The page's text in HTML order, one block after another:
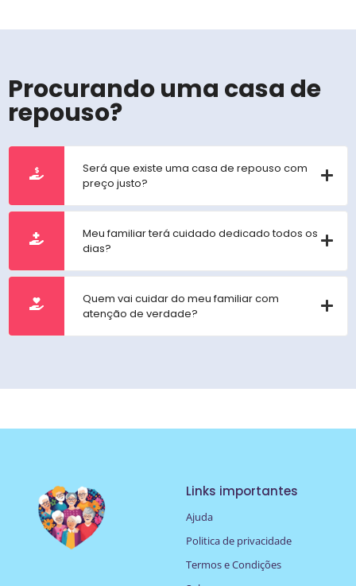
Procurando uma casa de
repouso?
Será que existe uma casa de repouso com
preço justo?
Meu familiar terá cuidado dedicado todos os
dias?
Quem vai cuidar do meu familiar com
atenção de verdade?
Links importantes
Ajuda
Politica de privacidade
Termos e Condições